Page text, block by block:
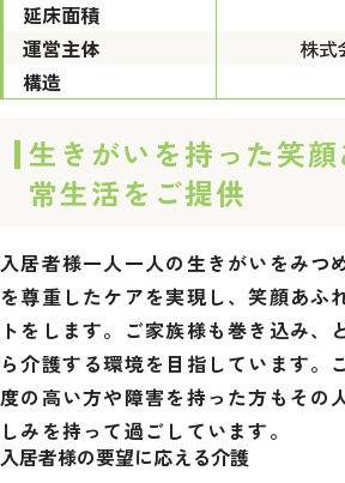
延床面積
運営主体
株式
構造
生きがいを持った笑顔
常生活をご提供
入居者様一人一人の生きがいをみつ
を尊重したケアを実現し、笑顔あふ
トをします。ご家族様も巻き込み、
ら介護する環境を目指しています。
度の高い方や障害を持った方もその
しみを持って過ごしています。
入居者様の要望に応える介護